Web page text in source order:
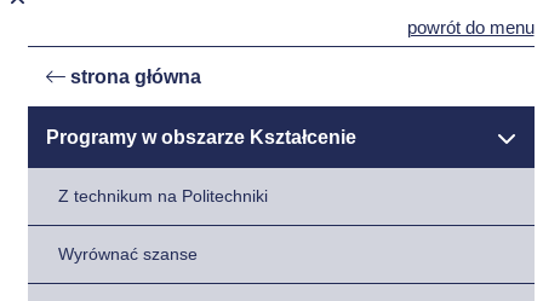
powrót do menu
strona główna
Programy w obszarze Kształcenie
Z technikum na Politechniki
Wyrównać szanse